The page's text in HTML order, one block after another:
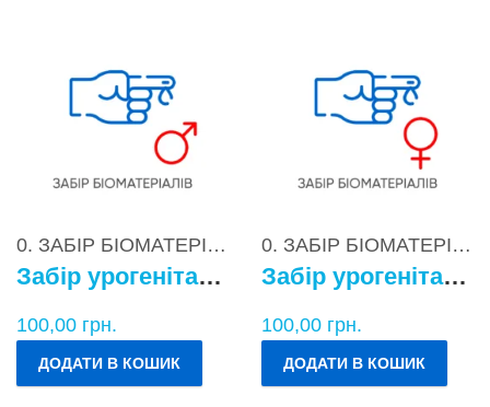
0. ЗАБІР БІОМАТЕРІАЛІВ
Забір урогенітального БМ у чоловіків
100,00 грн.
ДОДАТИ В КОШИК
0. ЗАБІР БІОМАТЕРІАЛІВ
Забір урогенітального БМ у жінок
100,00 грн.
ДОДАТИ В КОШИК